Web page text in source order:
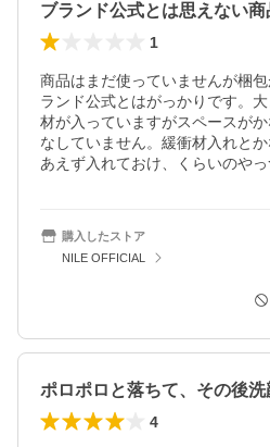
ブランド公式とは思えない
1
商品はまだ使っていませんが梱
ランド公式とはがっかりです。
材が入っていますがスペースが
なしていません。緩衝材入れと
あえず入れておけ、くらいのやっ
購入したストア
NILE OFFICIAL
4